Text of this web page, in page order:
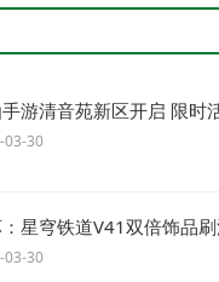
游清音苑新区开启 限时
03-30
：星穹铁道V41双倍饰品
03-30